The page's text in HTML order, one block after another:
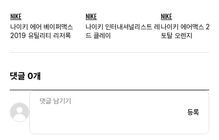
NIKE
나이키 에어 베이퍼맥스
2019 유틸리티 리저록
NIKE
나이키 인터내셔널리스트 레
드 클레이
NIKE
나이키 에어맥스
토탈 오렌지
댓글 0개
등록